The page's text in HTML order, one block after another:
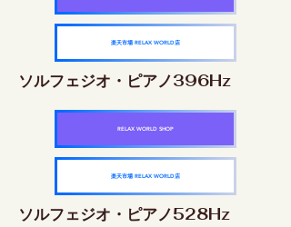
楽天市場 RELAX WORLD店
ソルフェジオ・ピアノ396Hz
RELAX WORLD SHOP
楽天市場 RELAX WORLD店
ソルフェジオ・ピアノ528Hz